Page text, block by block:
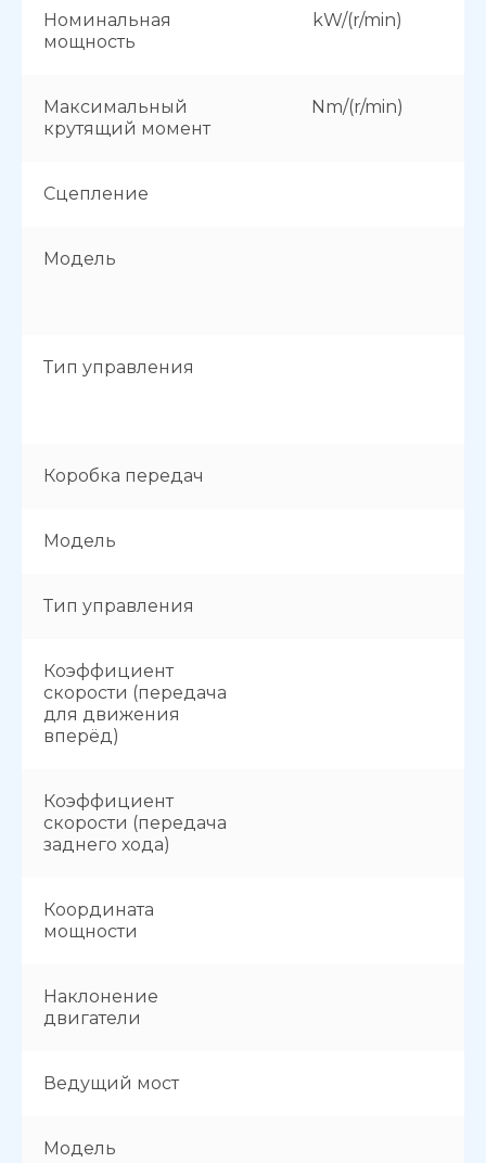
Номинальная
мощность
kW/(r/min)
Максимальный
крутящий момент
Nm/(r/min)
Сцепление
Модель
Тип управления
Коробка передач
Модель
Тип управления
Коэффициент
скорости (передача
для движения
вперёд)
Коэффициент
скорости (передача
заднего хода)
Координата
мощности
Наклонение
двигатели
Ведущий мост
Модель